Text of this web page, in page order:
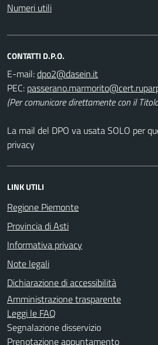
Numeri utili
CONTATTI D.P.O.
E-mail:
PEC:
(Per comunicare direttamente con il
La mail del DPO va usata SOLO per
privacy
LINK UTILI
Regione Piemonte
Provincia di Asti
Informativa privacy
Note legali
Dichiarazione di accessibilità
Amministrazione trasparente
Leggi le FAQ
Segnalazione disservizio
Prenotazione appuntamento